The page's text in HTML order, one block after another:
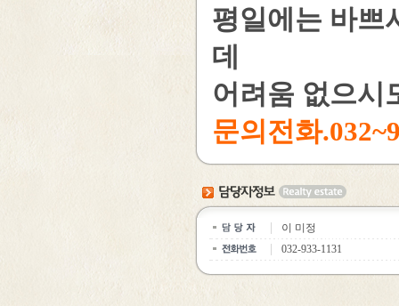
평일에는 바쁘
데
어려움 없으시
문의전화
이 미정
032-933-1131